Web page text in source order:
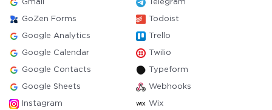
Gmail Telegram
GoZen Forms Todoist
Google Analytics Trello
Google Calendar Twilio
Google Contacts Typeform
Google Sheets Webhooks
Instagram Wix